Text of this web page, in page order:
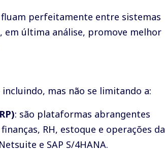
perfeitamente entre sistemas
em última análise, promove melhor
mas não se limitando a:
: são plataformas abrangentes
RH, estoque e operações da
e SAP S/4HANA.